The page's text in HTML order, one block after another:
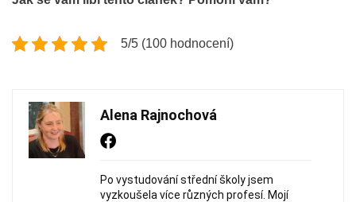
5/5 (100 hodnocení)
Alena Rajnochová
Po vystudování střední školy jsem
vyzkoušela více různých profesí. Mojí